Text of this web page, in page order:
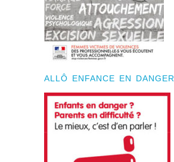
ALLÔ ENFANCE EN DANGER